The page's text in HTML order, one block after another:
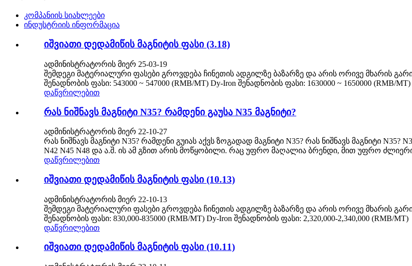
კომპანიის სიახლეები
ინდუსტრიის ინფორმაცია
იშვიათი დედამიწის მაგნიტის ფასი (3.18)
ადმინისტრატორის მიერ 25-03-19
შემდეგი მატერიალური ფასები გროვდება ჩინეთის ადგილზე ბაზარზე და არის ორივე მხარის
შენადნობის ფასი: 543000 ~ 547000 (RMB/MT) Dy-Iron შენადნობის ფასი: 1630000 ~ 1650000 (RMB/MT)
დაწვრილებით
რას ნიშნავს მაგნიტი N35? რამდენი გაუსა N35 მაგნიტი?
ადმინისტრატორის მიერ 22-10-27
რას ნიშნავს მაგნიტი N35? რამდენი გუიას აქვს ზოგადად მაგნიტი N35? რას ნიშნავს მაგნიტი N35?
N42 N45 N48 და ა.შ. ის ამ გზით არის მოწყობილი. რაც უფრო მაღალია ბრენდი, მით უფრო
დაწვრილებით
იშვიათი დედამიწის მაგნიტის ფასი (10.13)
ადმინისტრატორის მიერ 22-10-13
შემდეგი მატერიალური ფასები გროვდება ჩინეთის ადგილზე ბაზარზე და არის ორივე მხარის
შენადნობის ფასი: 830,000-835000 (RMB/MT) Dy-Iron შენადნობის ფასი: 2,320,000-2,340,000 (RMB/MT)
დაწვრილებით
იშვიათი დედამიწის მაგნიტის ფასი (10.11)